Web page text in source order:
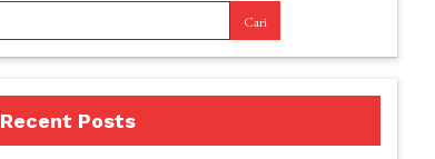
Cari
Recent Posts